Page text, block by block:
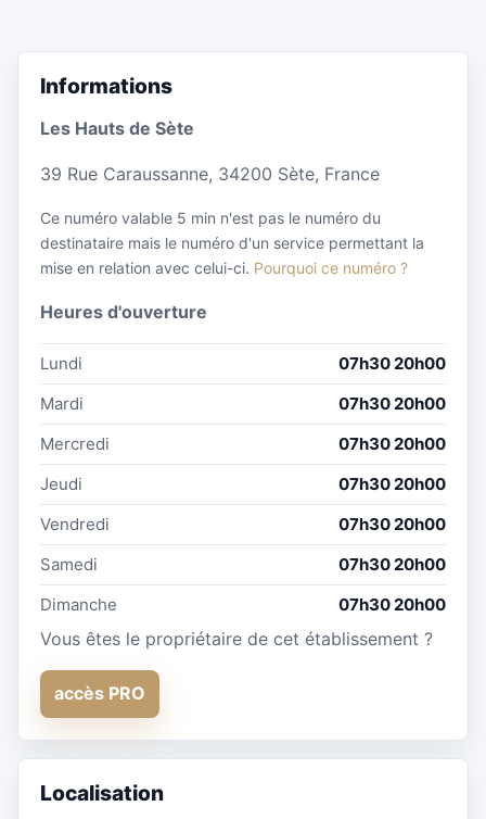
Informations
Les Hauts de Sète
39 Rue Caraussanne, 34200 Sète, France
Ce numéro valable 5 min n'est pas le numéro du
destinataire mais le numéro d'un service permettant la
mise en relation avec celui-ci. Pourquoi ce numéro ?
Heures d'ouverture
Lundi
07h30 20h00
Mardi
07h30 20h00
Mercredi
07h30 20h00
Jeudi
07h30 20h00
Vendredi
07h30 20h00
Samedi
07h30 20h00
Dimanche
07h30 20h00
Vous êtes le propriétaire de cet établissement ?
accès PRO
Localisation